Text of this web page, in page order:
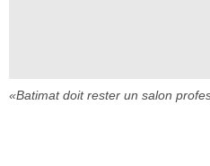
«Batimat doit rester un salon